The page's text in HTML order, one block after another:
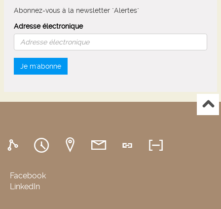
Abonnez-vous à la newsletter "Alertes"
Adresse électronique
Je m'abonne
Facebook
LinkedIn